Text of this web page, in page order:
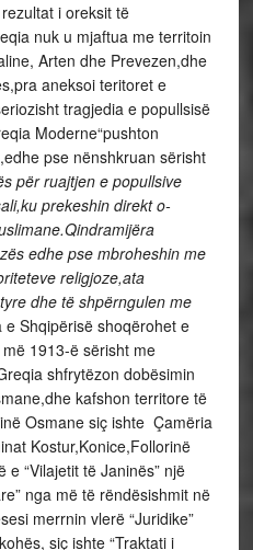
i oreksit të
nuk u mjaftua me territoin
Arten dhe Prevezen,dhe
aneksoi teritoret e
tragjedia e popullsisë
Moderne“pushton
pse nënshkruan sërisht
për ruajtjen e popullsive
prekeshin direkt o-
edhe pse mbroheshin me
religjoze,ata
dhe të shpërngulen me
e Shqipërisë shoqërohet e
1913-ë sërisht me
shfrytëzon dobësimin
kafshon territore të
Osmane siç ishte Çamëria
Kostur,Konice,Follorinë
e “Vilajetit të Janinës” një
nga më të rëndësishmit në
merrnin vlerë “Juridike”
siç ishte “Traktati i